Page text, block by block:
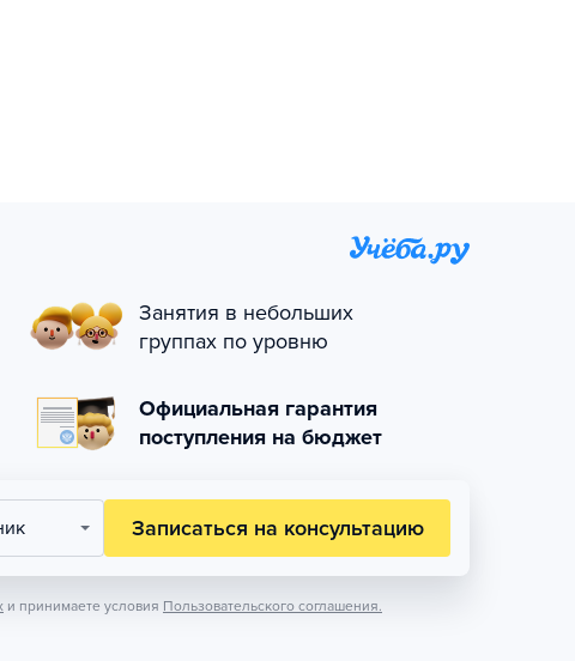
Занятия в небольших
группах по уровню
Официальная гарантия
поступления на бюджет
Записаться на консультацию
и принимаете условия Пользовательского соглашения.